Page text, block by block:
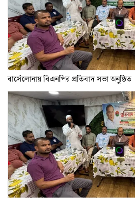
বার্সেলোনায় বিএনপির প্রতিবাদ সভা অনুষ্ঠিত